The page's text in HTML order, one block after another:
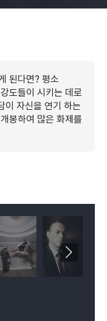
된다면? 평소
도들이 시키는 데로
이 자신을 연기 하는
봉하여 많은 화제를